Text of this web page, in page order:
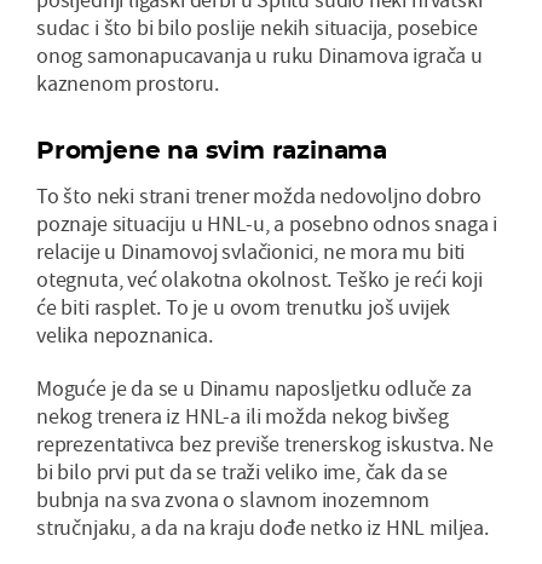
sudac i što bi bilo poslije nekih situacija, posebice
onog samonapucavanja u ruku Dinamova igrača u
kaznenom prostoru.
Promjene na svim razinama
To što neki strani trener možda nedovoljno dobro
poznaje situaciju u HNL-u, a posebno odnos snaga i
relacije u Dinamovoj svlačionici, ne mora mu biti
otegnuta, već olakotna okolnost. Teško je reći koji
će biti rasplet. To je u ovom trenutku još uvijek
velika nepoznanica.
Moguće je da se u Dinamu naposljetku odluče za
nekog trenera iz HNL-a ili možda nekog bivšeg
reprezentativca bez previše trenerskog iskustva. Ne
bi bilo prvi put da se traži veliko ime, čak da se
bubnja na sva zvona o slavnom inozemnom
stručnjaku, a da na kraju dođe netko iz HNL miljea.